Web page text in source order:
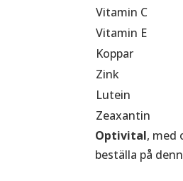
Vitamin C
Vitamin E
Koppar
Zink
Lutein
Zeaxantin
Optivital, med
beställa på